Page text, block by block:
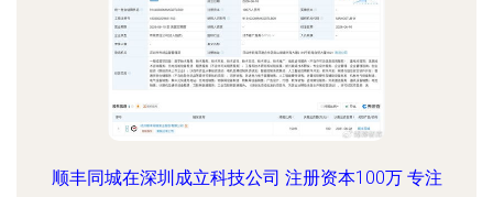
顺丰同城在深圳成立科技公司 注册资本100万 专注